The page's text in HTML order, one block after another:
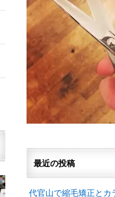
最近の投稿
代官山で縮毛矯正とカ